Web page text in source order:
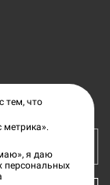
тем, что
метрика».
я даю
персональных